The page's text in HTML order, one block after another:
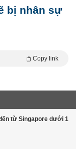
bị nhân sự
Copy link
từ Singapore dưới 1